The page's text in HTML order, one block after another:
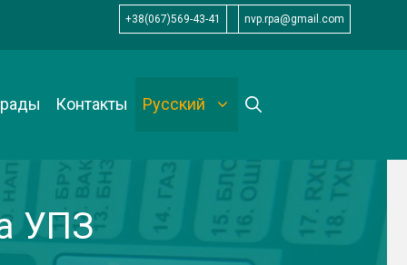
+38(067)569-43-41 nvp.rpa@gmail.com
Контакты Русский
УПЗ